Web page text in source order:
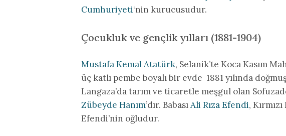
Cumhuriyeti‘nin kurucusudur.
Çocukluk ve gençlik yılları (1881-1904)
Mustafa Kemal Atatürk, Selanik’te Koca Kasım
üç katlı pembe boyalı bir evde 1881 yılında
Langaza’da tarım ve ticaretle meşgul olan
Zübeyde Hanım’dır. BabasıAli Rıza Efendi,
Efendi’nin oğludur.